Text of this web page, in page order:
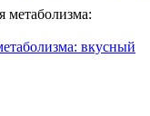
вкусный